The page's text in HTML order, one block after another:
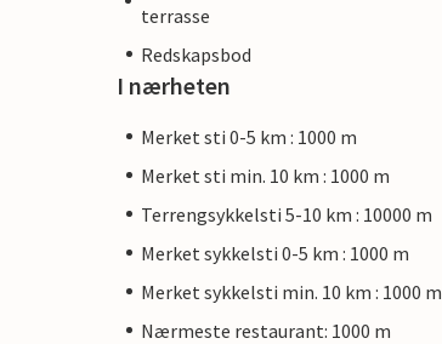
terrasse
Redskapsbod
I nærheten
Merket sti 0-5 km : 1000 m
Merket sti min. 10 km : 1000 m
Terrengsykkelsti 5-10 km : 10000 m
Merket sykkelsti 0-5 km : 1000 m
Merket sykkelsti min. 10 km : 1000 m
Nærmeste restaurant: 1000 m